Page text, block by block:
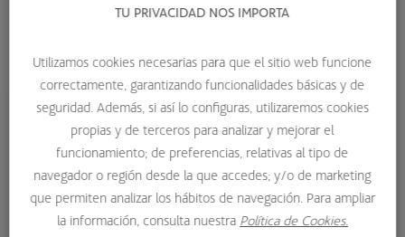
HOME GLOSARIO DE TÉRMINOS TEST DE IDONEIDAD
Test de Idoneidad
El Test de Idoneidad es el cuestionario que las entidades
financieras que realizan asesoramiento deben realizar a
TU PRIVACIDAD NOS IMPORTA
Utilizamos cookies necesarias para que el sitio web funcione
correctamente, garantizando funcionalidades básicas y de
seguridad. Además, si así lo configuras, utilizaremos cookies
propias y de terceros para analizar y mejorar el
funcionamiento; de preferencias, relativas al tipo de
navegador o región desde la que accedes; y/o de marketing
que permiten analizar los hábitos de navegación. Para ampliar
la información, consulta nuestra Política de Cookies.